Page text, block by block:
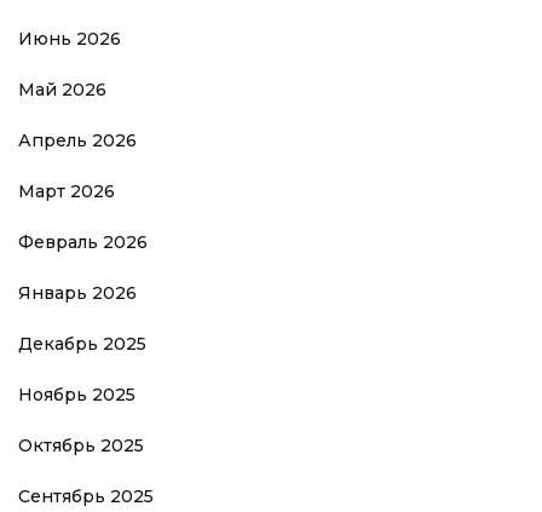
Июнь 2026
Май 2026
Апрель 2026
Март 2026
Февраль 2026
Январь 2026
Декабрь 2025
Ноябрь 2025
Октябрь 2025
Сентябрь 2025